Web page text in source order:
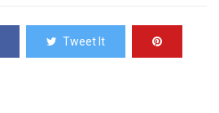
Tweet It